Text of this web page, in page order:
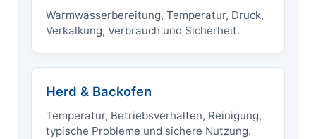
Warmwasserbereitung, Temperatur, Druck,
Verkalkung, Verbrauch und Sicherheit.
Herd & Backofen
Temperatur, Betriebsverhalten, Reinigung,
typische Probleme und sichere Nutzung.